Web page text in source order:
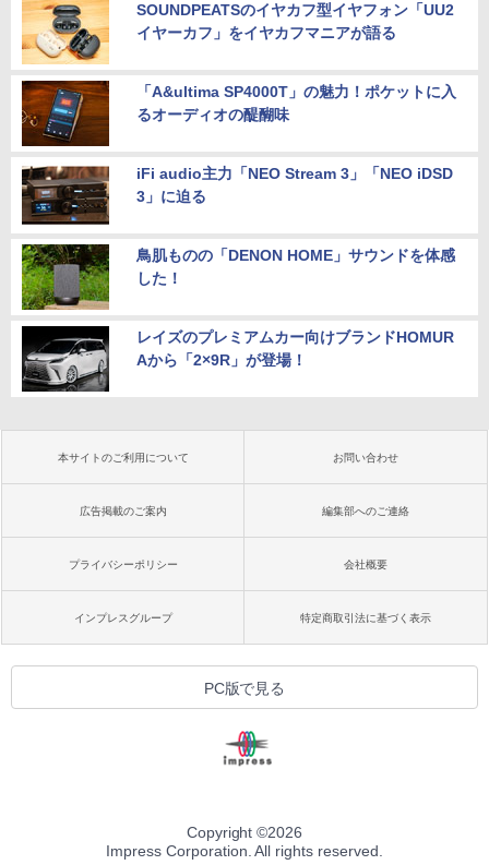
SOUNDPEATSのイヤカフ型イヤフォン「UU2
イヤーカフ」をイヤカフマニアが語る
「A&ultima SP4000T」の魅力！ポケットに入
るオーディオの醍醐味
iFi audio主力「NEO Stream 3」「NEO iDSD
3」に迫る
鳥肌ものの「DENON HOME」サウンドを体感
した！
レイズのプレミアムカー向けブランドHOMUR
Aから「2×9R」が登場！
本サイトのご利用について お問い合わせ
広告掲載のご案内 編集部へのご連絡
プライバシーポリシー 会社概要
インプレスグループ 特定商取引法に基づく表示
PC版で見る
Copyright ©2026
Impress Corporation. All rights reserved.